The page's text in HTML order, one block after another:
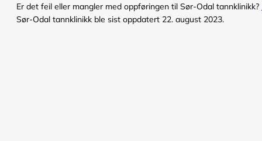
Er det feil eller mangler med oppføringen til Sør-Odal tannklinikk?
Sør-Odal tannklinikk ble sist oppdatert 22. august 2023.